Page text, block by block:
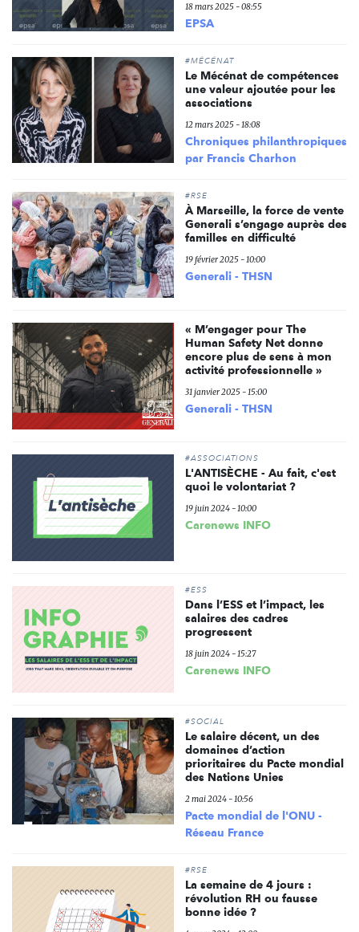
18 mars 2025 - 08:55
EPSA
#MÉCÉNAT
Le Mécénat de compétences
une valeur ajoutée pour les
associations
12 mars 2025 - 18:08
Chroniques philanthropiques
par Francis Charhon
#RSE
À Marseille, la force de vente
Generali s’engage auprès des
familles en difficulté
19 février 2025 - 10:00
Generali - THSN
« M’engager pour The
Human Safety Net donne
encore plus de sens à mon
activité professionnelle »
31 janvier 2025 - 15:00
Generali - THSN
#ASSOCIATIONS
L'ANTISÈCHE - Au fait, c'est
quoi le volontariat ?
19 juin 2024 - 10:00
Carenews INFO
#ESS
Dans l’ESS et l’impact, les
salaires des cadres
progressent
18 juin 2024 - 15:27
Carenews INFO
#SOCIAL
Le salaire décent, un des
domaines d’action
prioritaires du Pacte mondial
des Nations Unies
2 mai 2024 - 10:56
Pacte mondial de l'ONU -
Réseau France
#RSE
La semaine de 4 jours :
révolution RH ou fausse
bonne idée ?